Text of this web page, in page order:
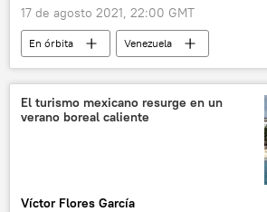
17 de agosto 2021, 22:00 GMT
En órbita
Venezuela
Nicolás Maduro
Haití
Henrique Capriles
Consejo Nacional Electoral de Venezuela (CNE)
El turismo mexicano resurge en un
verano boreal caliente
Víctor Flores García